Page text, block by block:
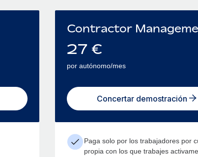
Contractor
27 €
por autónomo/mes
Concertar demostración
Paga solo por los trabajadores por
propia con los que trabajes